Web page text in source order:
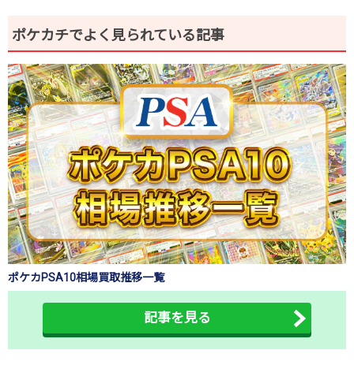
ポケカチでよく見られている記事
ポケカPSA10相場買取推移一覧
記事を見る